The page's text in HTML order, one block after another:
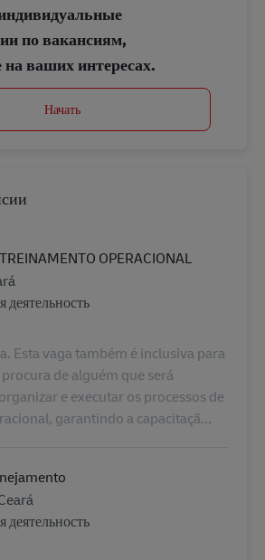
по вакансиям,
ваших интересах.
Начать
OPERACIONAL
Esta vaga também é inclusiva para
procura de alguém que será
e executar os processos de
garantindo a capacitaçã...